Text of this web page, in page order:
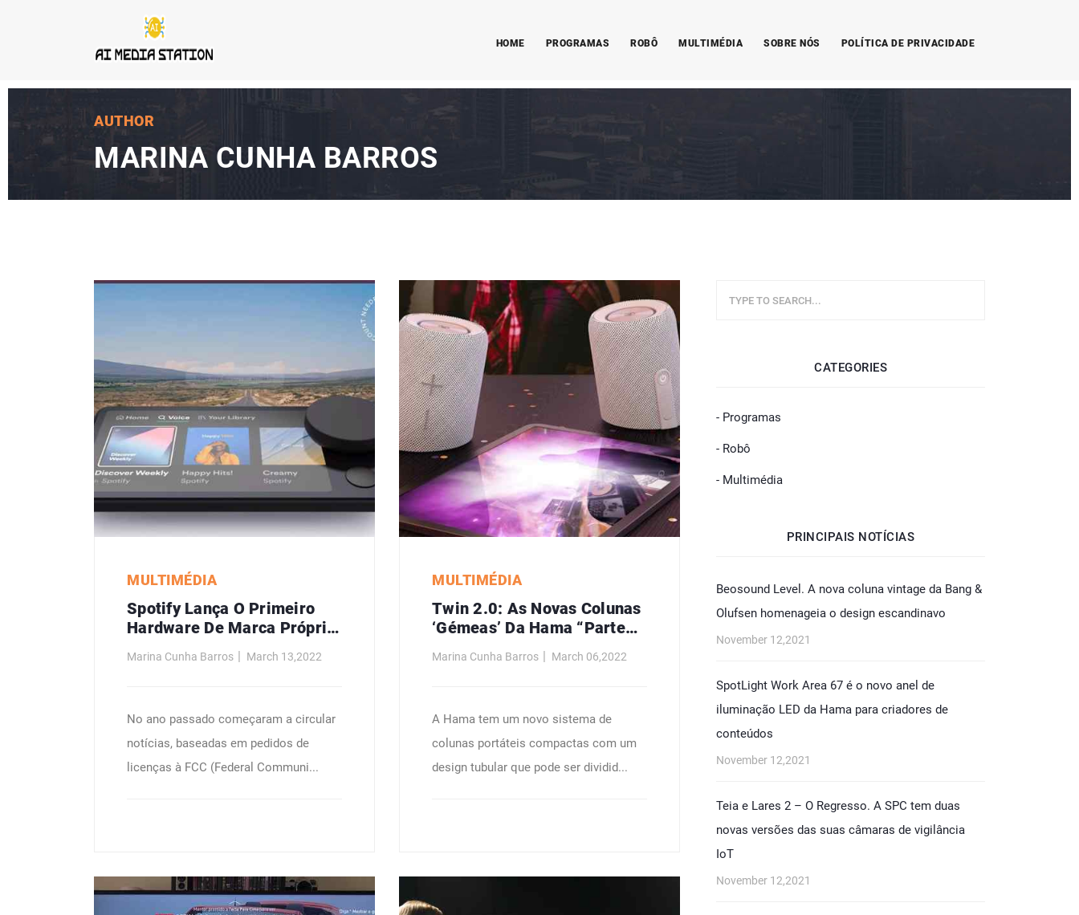
HOME PROGRAMAS ROBÔ MULTIMÉDIA SOBRE NÓS POLÍTICA DE PRIVACIDADE
AUTHOR
MARINA CUNHA BARROS
MULTIMÉDIA
Spotify Lança O Primeiro
Hardware De Marca Própria
Chamado Car Thing
Marina Cunha Barros March 13,2022
No ano passado começaram a circular
notícias, baseadas em pedidos de
licenças à FCC (Federal Communi...
MULTIMÉDIA
Twin 2.0: As Novas Colunas
‘gémeas’ Da Hama “partem-
Se” Em Dois E São À Prova
De Água
Marina Cunha Barros March 06,2022
A Hama tem um novo sistema de
colunas portáteis compactas com um
design tubular que pode ser dividid...
CATEGORIES
- Programas
- Robô
- Multimédia
PRINCIPAIS NOTÍCIAS
Beosound Level. A nova coluna vintage da Bang &
Olufsen homenageia o design escandinavo
November 12,2021
SpotLight Work Area 67 é o novo anel de
iluminação LED da Hama para criadores de
conteúdos
November 12,2021
Teia e Lares 2 – O Regresso. A SPC tem duas
novas versões das suas câmaras de vigilância
IoT
November 12,2021